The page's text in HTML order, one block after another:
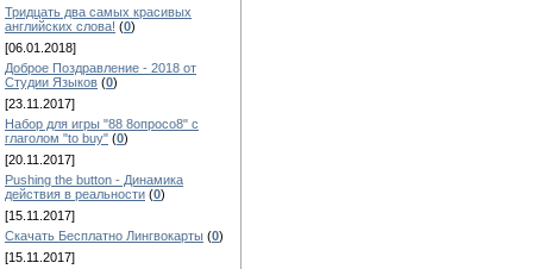
Тридцать два самых красивых
английских слова! (0)
[06.01.2018]
Доброе Поздравление - 2018 от
Студии Языков (0)
[23.11.2017]
Набор для игры "88 8опросо8" с
глаголом "to buy" (0)
[20.11.2017]
Pushing the button - Динамика
действия в реальности (0)
[15.11.2017]
Скачать Бесплатно Лингвокарты (0)
[15.11.2017]